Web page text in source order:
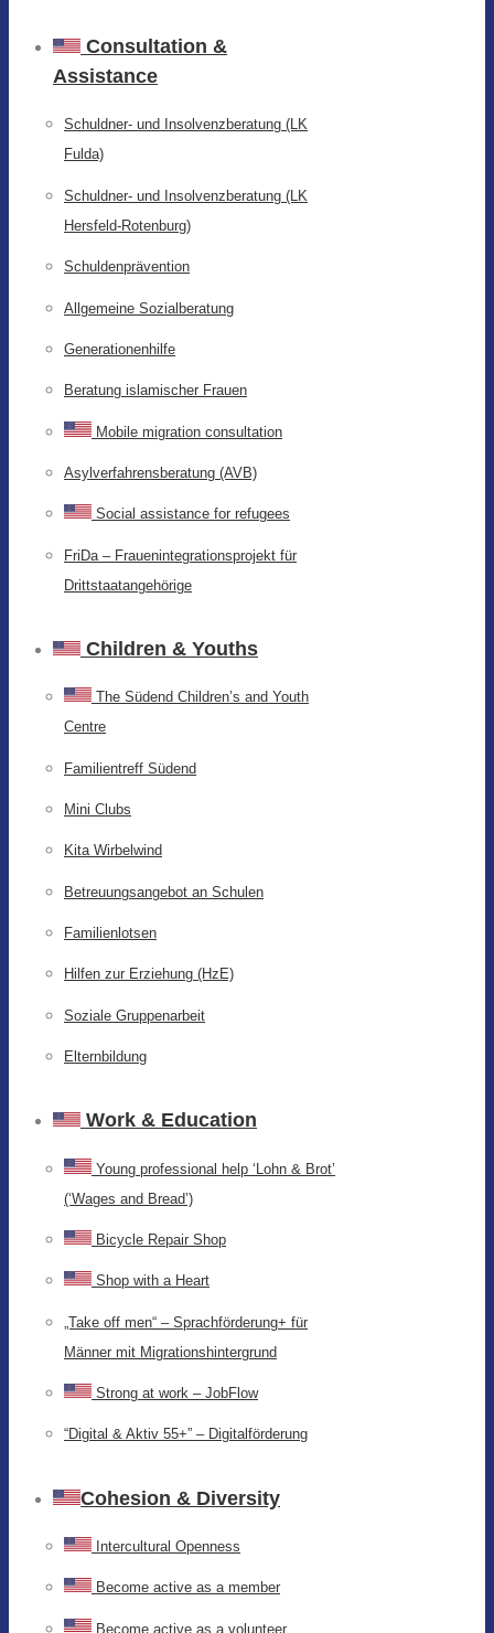
Consultation &
Assistance
Schuldner- und Insolvenzberatung (LK
Fulda)
Schuldner- und Insolvenzberatung (LK
Hersfeld-Rotenburg)
Schuldenprävention
Allgemeine Sozialberatung
Generationenhilfe
Beratung islamischer Frauen
Mobile migration consultation
Asylverfahrensberatung (AVB)
Social assistance for refugees
FriDa – Frauenintegrationsprojekt für
Drittstaatangehörige
Children & Youths
The Südend Children’s and Youth
Centre
Familientreff Südend
Mini Clubs
Kita Wirbelwind
Betreuungsangebot an Schulen
Familienlotsen
Hilfen zur Erziehung (HzE)
Soziale Gruppenarbeit
Elternbildung
Work & Education
Young professional help ‘Lohn & Brot’
(‘Wages and Bread’)
Bicycle Repair Shop
Shop with a Heart
„Take off men“ – Sprachförderung+ für
Männer mit Migrationshintergrund
Strong at work – JobFlow
“Digital & Aktiv 55+” – Digitalförderung
Cohesion & Diversity
Intercultural Openness
Become active as a member
Become active as a volunteer